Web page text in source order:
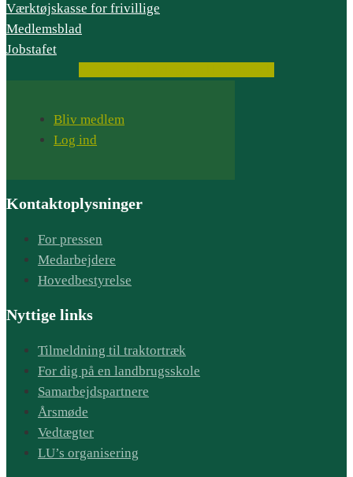
Værktøjskasse for frivillige
Medlemsblad
Jobstafet
Bliv medlem
Log ind
Kontaktoplysninger
For pressen
Medarbejdere
Hovedbestyrelse
Nyttige links
Tilmeldning til traktortræk
For dig på en landbrugsskole
Samarbejdspartnere
Årsmøde
Vedtægter
LU’s organisering